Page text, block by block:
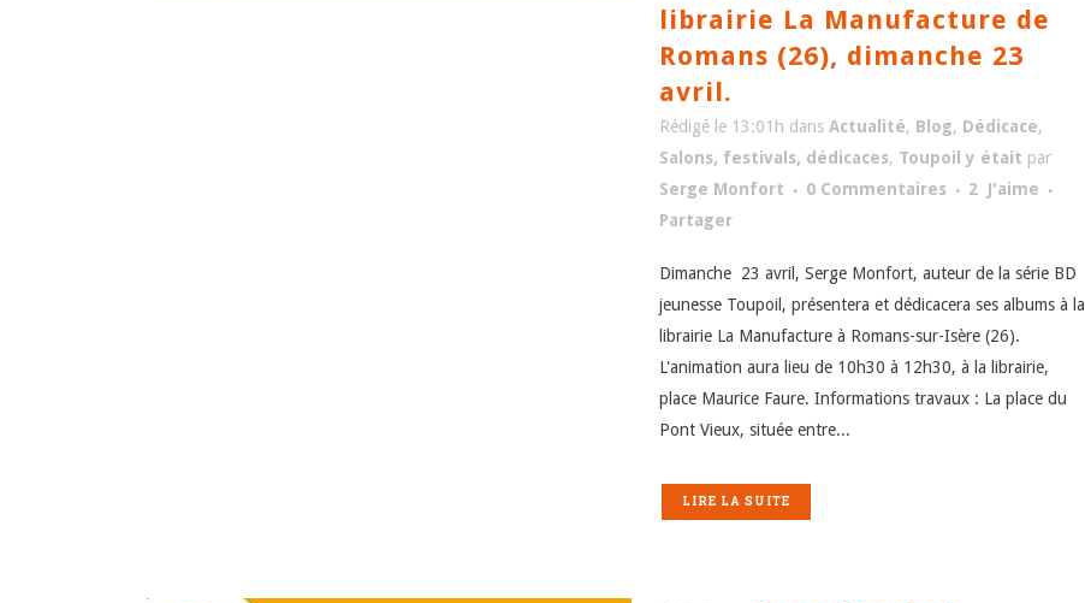
librairie La Manufacture de
Romans (26), dimanche 23
avril.
Rédigé le 13:01h dans Actualité, Blog, Dédicace,
Salons, festivals, dédicaces, Toupoil y était par
Serge Monfort
0 Commentaires 2 J'aime
Partager
Dimanche 23 avril, Serge Monfort, auteur de la série BD
jeunesse Toupoil, présentera et dédicacera ses albums à la
librairie La Manufacture à Romans-sur-Isère (26).
L'animation aura lieu de 10h30 à 12h30, à la librairie,
place Maurice Faure. Informations travaux : La place du
Pont Vieux, située entre...
LIRE LA SUITE